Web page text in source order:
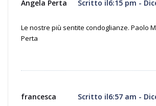
Angela Perta Scritto il6:15 pm -
Le nostre più sentite condoglianze. Paolo
Perta
francesca Scritto il6:57 am -